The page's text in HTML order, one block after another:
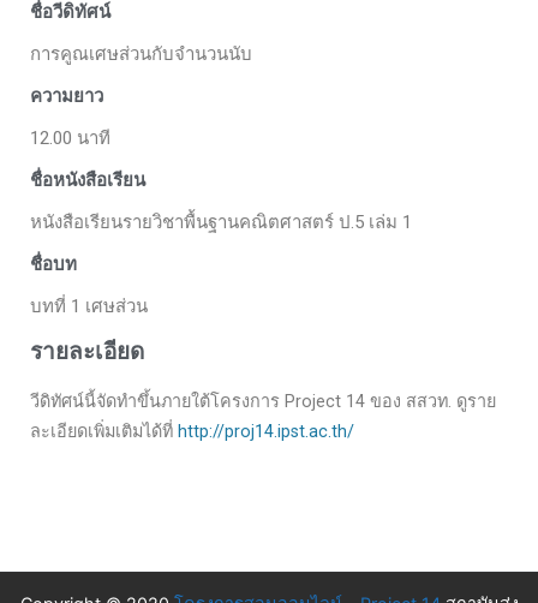
ชื่อวีดิทัศน์
การคูณเศษส่วนกับจำนวนนับ
ความยาว
12.00 นาที
ชื่อหนังสือเรียน
หนังสือเรียนรายวิชาพื้นฐานคณิตศาสตร์ ป.5 เล่ม 1
ชื่อบท
บทที่ 1 เศษส่วน
รายละเอียด
วีดิทัศน์นี้จัดทำขึ้นภายใต้โครงการ Project 14 ของ สสวท. ดูราย
ละเอียดเพิ่มเติมได้ที่ http://proj14.ipst.ac.th/